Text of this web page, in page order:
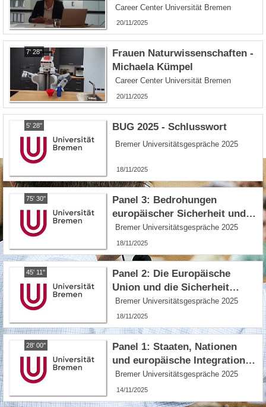
Career Center Universität Bremen
20/11/2025
7' 28''
Frauen Naturwissenschaften -
Michaela Kümpel
Career Center Universität Bremen
20/11/2025
5' 28'' BUG 2025 - Schlusswort
Bremer Universitätsgespräche 2025
18/11/2025
75' 30''
Panel 3: Bedrohungen
europäischer Sicherheit und
Kooperationen für die
Sicherheit Europas
Bremer Universitätsgespräche 2025
18/11/2025
45' 11''
Panel 2: Die Europäische
Union und die Sicherheit
Europas – Kapazität und
Potenziale
Bremer Universitätsgespräche 2025
18/11/2025
28' 00''
Panel 1: Staaten, Nationen
und europäische Integration
im 20. Jahrhundert
Bremer Universitätsgespräche 2025
14/11/2025